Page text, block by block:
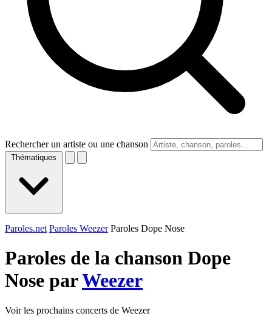
Rechercher un artiste ou une chanson
Thématiques
Paroles.net Paroles Weezer Paroles Dope Nose
Paroles de la chanson Dope
Nose parWeezer
Voir les prochains concerts de Weezer